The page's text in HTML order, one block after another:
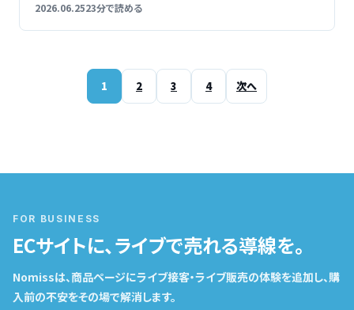
2026.06.2523分で読める
1 2 3 4 次へ
FOR BUSINESS
ECサイトに、ライブで売れる導線を。
Nomissは、商品ページにライブ接客・ライブ販売の体験を追加し、購
入前の不安をその場で解消します。